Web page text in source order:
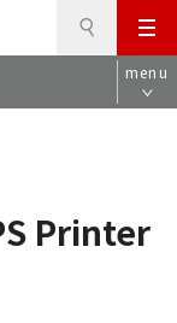
メ
ニ
ュ
menu
Printer